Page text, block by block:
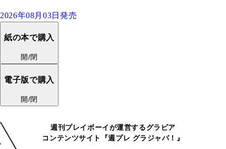
2026年08月03日発売
紙の本で購入
開/閉
電子版で購入
開/閉
週刊プレイボーイが運営するグラビア
コンテンツサイト『週プレ グラジャパ！』